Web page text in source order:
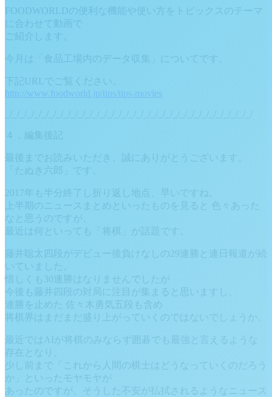
FOODWORLDの便利な機能や使い方をトピックスのテーマ
に合わせて動画で
ご紹介します。
今月は「食品工場内のデータ収集」についてです。
下記URLでご覧ください。
http://www.foodworld.jp/tips/tips-movies
４．編集後記
最後までお読みいただき、誠にありがとうございます。
「たぬき六郎」です。
2017年も半分終了し折り返し地点、早いですね。
上半期のニュースまとめといったものを見ると 色々あった
なと思うのですが、
最近は何といっても「将棋」が話題です。
藤井聡太四段がデビュー後負けなしの29連勝と連日報道が続
いていました。
惜しくも30連勝はなりませんでしたが
今後も藤井四段の対局に注目が集まると思いますし、
連勝を止めた 佐々木勇気五段も含め
将棋界はまだまだ盛り上がっていくのではないでしょうか。
最近ではAIが将棋のみならず囲碁でも最強と言えるような
存在となり、
少し前まで「これから人間の棋士はどうなっていくのだろう
か」といったモヤモヤが
あったのですが、そうした不安が払拭されるようなニュース